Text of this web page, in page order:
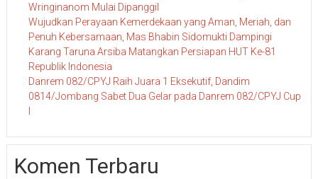
Wringinanom Mulai Dipanggil
Wujudkan Perayaan Kemerdekaan yang Aman, Meriah, dan
Penuh Kebersamaan, Mas Bhabin Sidomukti Dampingi
Karang Taruna Arsiba Matangkan Persiapan HUT Ke-81
Republik Indonesia
Danrem 082/CPYJ Raih Juara 1 Eksekutif, Dandim
0814/Jombang Sabet Dua Gelar pada Danrem 082/CPYJ Cup
Komen Terbaru